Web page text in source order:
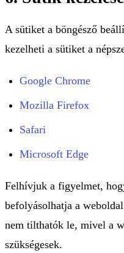
A sütiket a böngésző
kezelheti a sütiket a
Google Chrome
Mozilla Firefox
Safari
Microsoft Edge
Felhívjuk a figyelmet,
befolyásolhatja a
nem tilthatók le, mivel a
szükségesek.